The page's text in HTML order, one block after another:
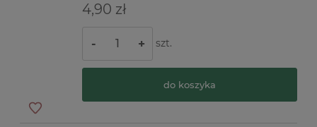
4,90 zł
- + szt.
do koszyka